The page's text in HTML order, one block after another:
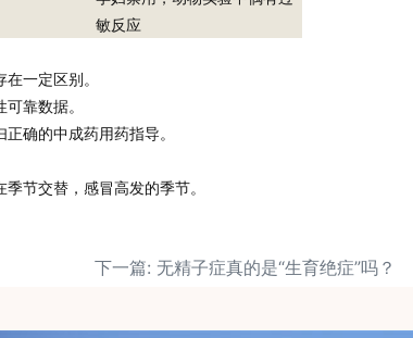
敏反应
一定区别。
靠数据。
确的中成药用药指导。
节交替，感冒高发的季节。
下一篇: 无精子症真的是“生育绝症”吗？